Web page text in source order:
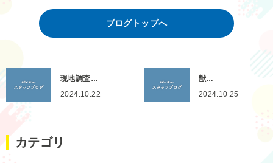
ブログトップへ
現地調査…
2024.10.22
獣…
2024.10.25
カテゴリ